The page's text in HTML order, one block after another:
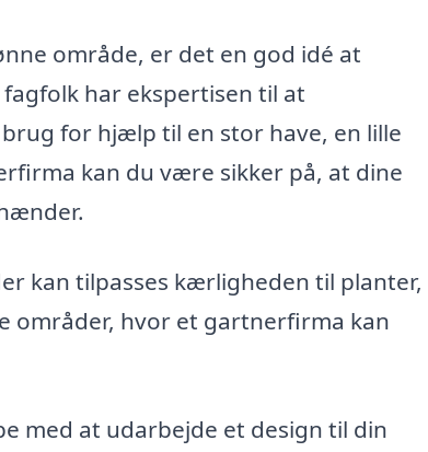
område, er det en god idé at
har ekspertisen til at
for hjælp til en stor have, en lille
kan du være sikker på, at dine
kan tilpasses kærligheden til planter,
områder, hvor et gartnerfirma kan
med at udarbejde et design til din